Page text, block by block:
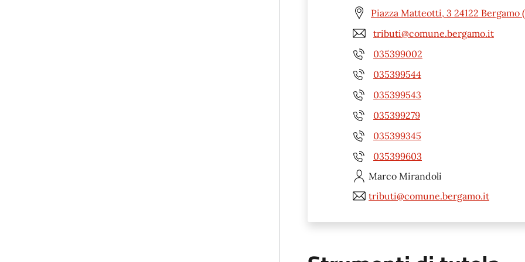
Piazza Matteotti, 3 24122 Bergamo
tributi@comune.bergamo.it
035399002
035399544
035399543
035399279
035399345
035399603
Marco Mirandoli
tributi@comune.bergamo.it